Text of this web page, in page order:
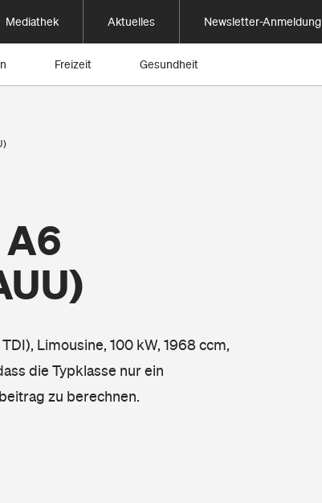
Mediathek Aktuelles Newsletter-Anmeldung
Freizeit Gesundheit
Limousine, 100 kW, 1968 ccm,
die Typklasse nur ein
zu berechnen.